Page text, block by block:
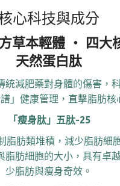
心科技與成分
草本輕體 ‧ 四大
天然蛋白肽
統減肥藥對身體的傷害，
」健康管理，直擊脂肪核
「瘦身肽」五肽-25
脂肪類堆積，減少脂肪細
脂肪細胞的大小，具有卓
少脂肪與瘦身奇效。